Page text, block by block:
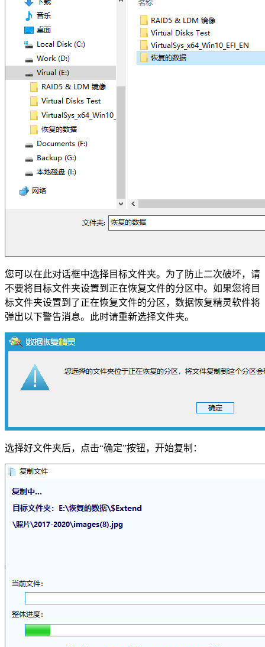
您可以在此对话框中选择目标文件夹。为了防止二次破坏，请
不要将目标文件夹设置到正在恢复文件的分区中。如果您将目
标文件夹设置到了正在恢复文件的分区，数据恢复精灵软件将
弹出以下警告消息。此时请重新选择文件夹。
选择好文件夹后，点击“确定”按钮，开始复制：